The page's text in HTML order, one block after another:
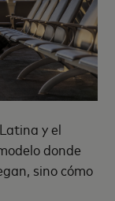
y el
donde
sino cómo